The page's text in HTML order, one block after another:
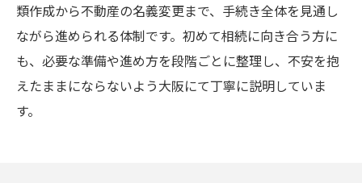
類作成から不動産の名義変更まで、手続き全体を見通し
ながら進められる体制です。初めて相続に向き合う方に
も、必要な準備や進め方を段階ごとに整理し、不安を抱
えたままにならないよう大阪にて丁寧に説明していま
す。